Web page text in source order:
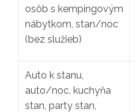
osôb s kempingovým
nábytkom, stan/noc
(bez služieb)
Auto k stanu,
auto/noc, kuchyňa
stan, party stan,